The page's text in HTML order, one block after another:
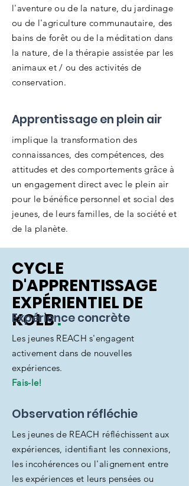
l'aventure ou de la nature, du jardinage
ou de l'agriculture communautaire, des
bains de forêt ou de la méditation dans
la nature, de la thérapie assistée par les
animaux et / ou des activités de
conservation.
Apprentissage en plein air
implique la transformation des
connaissances, des compétences, des
attitudes et des comportements grâce à
un engagement direct avec le plein air
pour le bénéfice personnel et social des
jeunes, de leurs familles, de la société et
de la planète.
CYCLE
D'APPRENTISSAGE
EXPÉRIENTIEL DE
KOLB.
Expérience concrète
Les jeunes REACH s'engagent
activement dans de nouvelles
expériences.
Fais-le!
Observation réfléchie
Les jeunes de REACH réfléchissent aux
expériences, identifiant les connexions,
les incohérences ou l'alignement entre
les expériences et leurs pensées ou